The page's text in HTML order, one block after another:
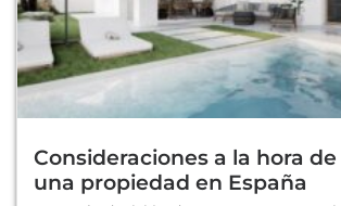
Consideraciones a la hora
una propiedad en España